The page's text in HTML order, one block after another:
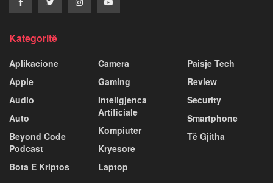
Kategoritë
Aplikacione
Apple
Audio
Auto
Beyond Code
Podcast
Bota E Kriptos
Camera
Gaming
Inteligjenca
Artificiale
Kompiuter
Kryesore
Laptop
Paisje Tech
Review
Security
Smartphone
Të Gjitha